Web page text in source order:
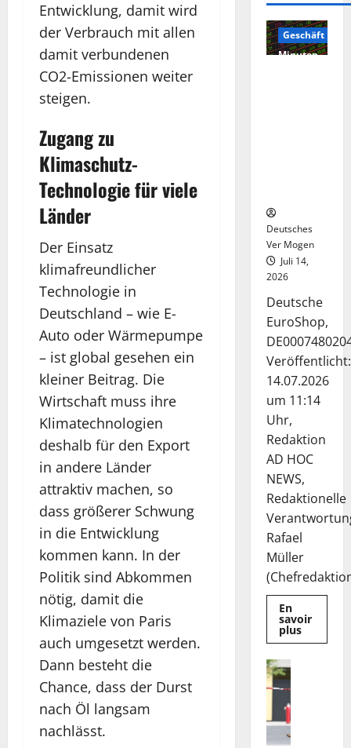
Entwicklung, damit wird
der Verbrauch mit allen
damit verbundenen
CO2-Emissionen weiter
steigen.
Zugang zu
Klimaschutz-
Technologie für viele
Länder
Der Einsatz
klimafreundlicher
Technologie in
Deutschland – wie E-
Auto oder Wärmepumpe
– ist global gesehen ein
kleiner Beitrag. Die
Wirtschaft muss ihre
Klimatechnologien
deshalb für den Export
in andere Länder
attraktiv machen, so
dass größerer Schwung
in die Entwicklung
kommen kann. In der
Politik sind Abkommen
nötig, damit die
Klimaziele von Paris
auch umgesetzt werden.
Dann besteht die
Chance, dass der Durst
nach Öl langsam
nachlässt.
2
Minuten
Geschäft
Deutsches
Ver Mogen
Juli 14,
2026
Deutsche
EuroShop,
Veröffentlicht:
14.07.2026
um 11:14
Uhr,
Redaktion
AD HOC
NEWS,
Redaktionelle
Rafael
Müller
En
savoir
plusMehr